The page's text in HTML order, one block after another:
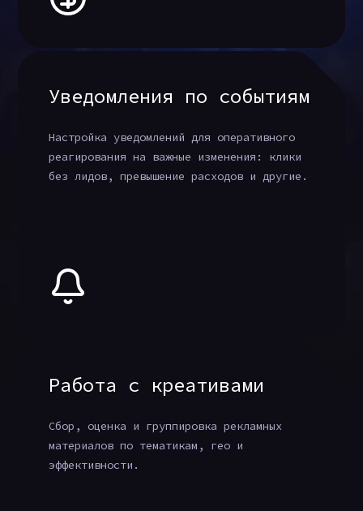
Уведомления по событиям
Настройка уведомлений для оперативного
реагирования на важные изменения: клики
без лидов, превышение расходов и другие.
Работа с креативами
Сбор, оценка и группировка рекламных
материалов по тематикам, гео и
эффективности.